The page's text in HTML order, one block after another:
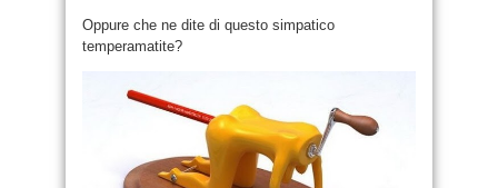
Oppure che ne dite di questo simpatico
temperamatite?